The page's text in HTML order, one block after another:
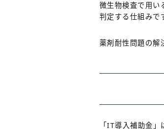
微生物検査で用い
判定する仕組みで
薬剤耐性問題の解
「IT導入補助金